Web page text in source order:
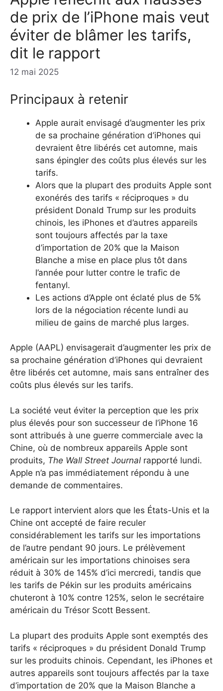
de prix de l’iPhone mais veut
éviter de blâmer les tarifs,
dit le rapport
12 mai 2025
Principaux à retenir
Apple aurait envisagé d’augmenter les prix
de sa prochaine génération d’iPhones qui
devraient être libérés cet automne, mais
sans épingler des coûts plus élevés sur les
tarifs.
Alors que la plupart des produits Apple sont
exonérés des tarifs « réciproques » du
président Donald Trump sur les produits
chinois, les iPhones et d’autres appareils
sont toujours affectés par la taxe
d’importation de 20% que la Maison
Blanche a mise en place plus tôt dans
l’année pour lutter contre le trafic de
fentanyl.
Les actions d’Apple ont éclaté plus de 5%
lors de la négociation récente lundi au
milieu de gains de marché plus larges.
Apple (AAPL) envisagerait d’augmenter les prix de
sa prochaine génération d’iPhones qui devraient
être libérés cet automne, mais sans entraîner des
coûts plus élevés sur les tarifs.
La société veut éviter la perception que les prix
plus élevés pour son successeur de l’iPhone 16
sont attribués à une guerre commerciale avec la
Chine, où de nombreux appareils Apple sont
produits, The Wall Street Journal rapporté lundi.
Apple n’a pas immédiatement répondu à une
demande de commentaires.
Le rapport intervient alors que les États-Unis et la
Chine ont accepté de faire reculer
considérablement les tarifs sur les importations
de l’autre pendant 90 jours. Le prélèvement
américain sur les importations chinoises sera
réduit à 30% de 145% d’ici mercredi, tandis que
les tarifs de Pékin sur les produits américains
chuteront à 10% contre 125%, selon le secrétaire
américain du Trésor Scott Bessent.
La plupart des produits Apple sont exemptés des
tarifs « réciproques » du président Donald Trump
sur les produits chinois. Cependant, les iPhones et
autres appareils sont toujours affectés par la taxe
d’importation de 20% que la Maison Blanche a